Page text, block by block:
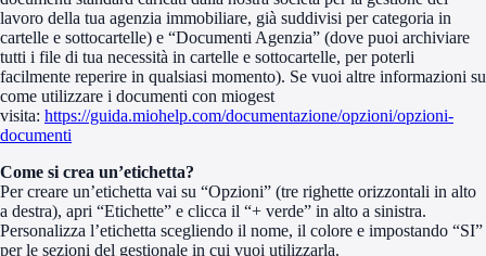
lavoro della tua agenzia immobiliare, già suddivisi per categoria in
cartelle e sottocartelle) e “Documenti Agenzia” (dove puoi archiviare
tutti i file di tua necessità in cartelle e sottocartelle, per poterli
facilmente reperire in qualsiasi momento). Se vuoi altre informazioni su
come utilizzare i documenti con miogest
visita: https://guida.miohelp.com/documentazione/opzioni/opzioni-
documenti
Come si crea un’etichetta?
Per creare un’etichetta vai su “Opzioni” (tre righette orizzontali in alto
a destra), apri “Etichette” e clicca il “+ verde” in alto a sinistra.
Personalizza l’etichetta scegliendo il nome, il colore e impostando “SI”
per le sezioni del gestionale in cui vuoi utilizzarla.